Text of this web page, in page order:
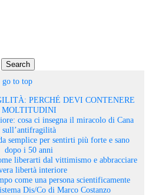
Search
go to top
PERCHÉ DEVI CONTENERE
MOLTITUDINI
cosa ci insegna il miracolo di Cana
sull’antifragilità
semplice per sentirti più forte e sano
dopo i 50 anni
liberarti dal vittimismo e abbracciare
libertà interiore
come una persona scientificamente
Dis/Co di Marco Costanzo